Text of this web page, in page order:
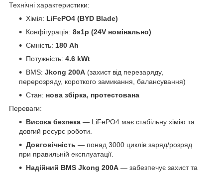
Технічні характеристики:
Хімія: LiFePO4 (BYD Blade)
Конфігурація: 8s1p (24V номінально)
Ємність: 180 Ah
Потужність: 4.6 kWt
BMS: Jkong 200A (захист від перезаряду,
перерозряду, короткого замикання, балансування)
Стан: нова збірка, протестована
Переваги:
Висока безпека — LiFePO4 має стабільну хімію та
довгий ресурс роботи.
Довговічність — понад 3000 циклів заряд/розряд
при правильній експлуатації.
Надійний BMS Jkong 200A — забезпечує захист та